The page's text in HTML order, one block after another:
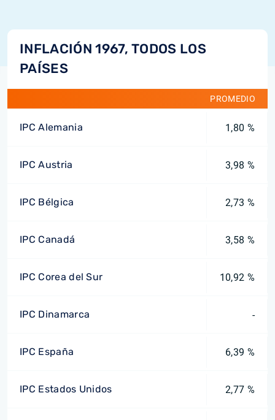
INFLACIÓN 1967, TODOS LOS
PAÍSES
PROMEDIO
IPC Alemania 1,80 %
IPC Austria 3,98 %
IPC Bélgica 2,73 %
IPC Canadá 3,58 %
IPC Corea del Sur 10,92 %
IPC Dinamarca -
IPC España 6,39 %
IPC Estados Unidos 2,77 %